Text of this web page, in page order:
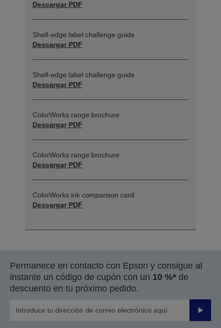
Descargar PDF
Shelf-edge label challenge guide
Descargar PDF
Shelf-edge label challenge guide
Descargar PDF
ColorWorks range brochure
Descargar PDF
ColorWorks range brochure
Descargar PDF
ColorWorks ink comparison card
Descargar PDF
Permanece en contacto con Epson y consigue al
instante un código de cupón con un 10 %* de
descuento en tu próximo pedido.
Enviar